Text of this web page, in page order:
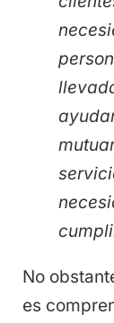
No
es